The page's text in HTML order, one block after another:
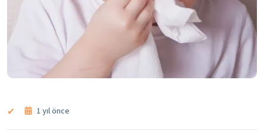
1 yıl önce